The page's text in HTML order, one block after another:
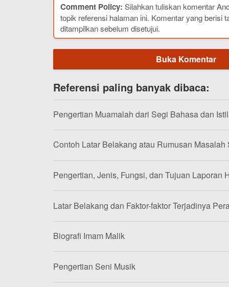
Comment Policy: Silahkan tuliskan komentar
topik referensi halaman ini. Komentar yang berisi
ditampilkan sebelum disetujui.
Buka Komentar
Referensi paling banyak dibaca:
Pengertian Muamalah dari Segi Bahasa dan
Contoh Latar Belakang atau Rumusan Masalah
Pengertian, Jenis, Fungsi, dan Tujuan Laporan
Latar Belakang dan Faktor-faktor Terjadinya
Biografi Imam Malik
Pengertian Seni Musik